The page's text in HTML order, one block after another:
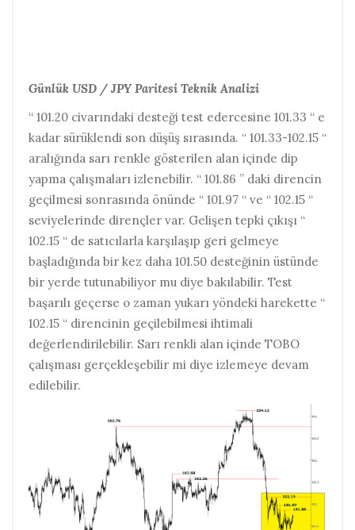
Günlük USD / JPY Paritesi Teknik Analizi
“ 101.20 civarındaki desteği test edercesine 101.33 “ e
kadar sürüklendi son düşüş sırasında. “ 101.33-102.15 “
aralığında sarı renkle gösterilen alan içinde dip
yapma çalışmaları izlenebilir. “ 101.86 ” daki direncin
geçilmesi sonrasında önünde “ 101.97 “ ve “ 102.15 “
seviyelerinde dirençler var. Gelişen tepki çıkışı “
102.15 “ de satıcılarla karşılaşıp geri gelmeye
başladığında bir kez daha 101.50 desteğinin üstünde
bir yerde tutunabiliyor mu diye bakılabilir. Test
başarılı geçerse o zaman yukarı yöndeki harekette “
102.15 “ direncinin geçilebilmesi ihtimali
değerlendirilebilir. Sarı renkli alan içinde TOBO
çalışması gerçekleşebilir mi diye izlemeye devam
edilebilir.